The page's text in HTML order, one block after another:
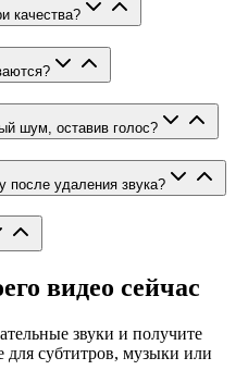
качества?
шум, оставив голос?
удаления звука?
видео сейчас
звуки и получите
для субтитров, музыки или